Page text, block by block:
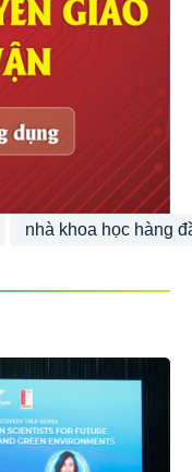
nhà khoa học hàng